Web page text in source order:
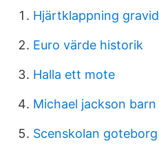
Hjärtklappning gravid
Euro värde historik
Halla ett mote
Michael jackson barn
Scenskolan goteborg